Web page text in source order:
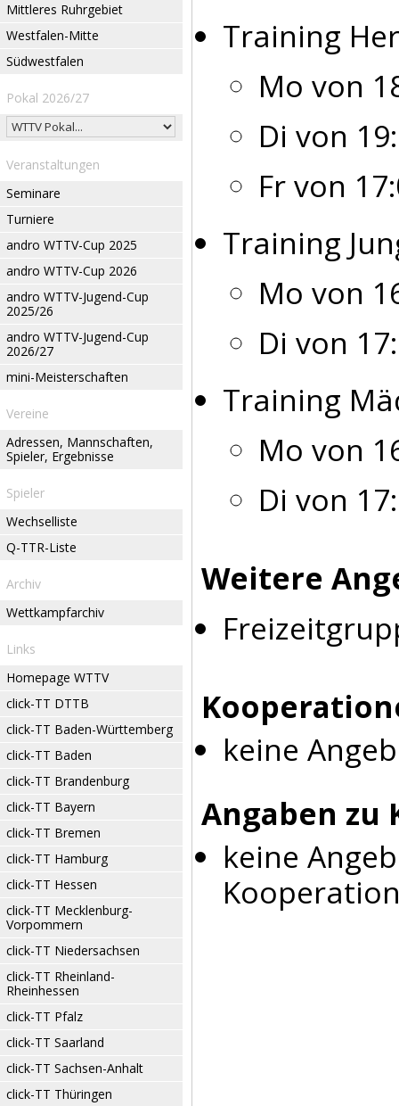
Mittleres Ruhrgebiet
Westfalen-Mitte
Südwestfalen
Pokal 2026/27
Veranstaltungen
Seminare
Turniere
andro WTTV-Cup 2025
andro WTTV-Cup 2026
andro WTTV-Jugend-Cup
2025/26
andro WTTV-Jugend-Cup
2026/27
mini-Meisterschaften
Vereine
Adressen, Mannschaften,
Spieler, Ergebnisse
Spieler
Wechselliste
Q-TTR-Liste
Archiv
Wettkampfarchiv
Links
Homepage WTTV
click-TT DTTB
click-TT Baden-Württemberg
click-TT Baden
click-TT Brandenburg
click-TT Bayern
click-TT Bremen
click-TT Hamburg
click-TT Hessen
click-TT Mecklenburg-
Vorpommern
click-TT Niedersachsen
click-TT Rheinland-
Rheinhessen
click-TT Pfalz
click-TT Saarland
click-TT Sachsen-Anhalt
click-TT Thüringen
Training
Mo von
Di von
Fr von
Training
Mo von
Di von
Training
Mo von
Di von
Weitere
keine
Angaben
keine